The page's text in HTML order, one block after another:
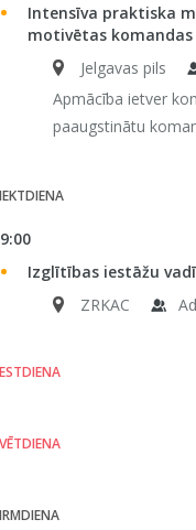
Intensīva praktiska
motivētas komandas
Jelgavas pils
Apmācība ietver
paaugstinātu
Izglītības iestāžu
ZRKAC